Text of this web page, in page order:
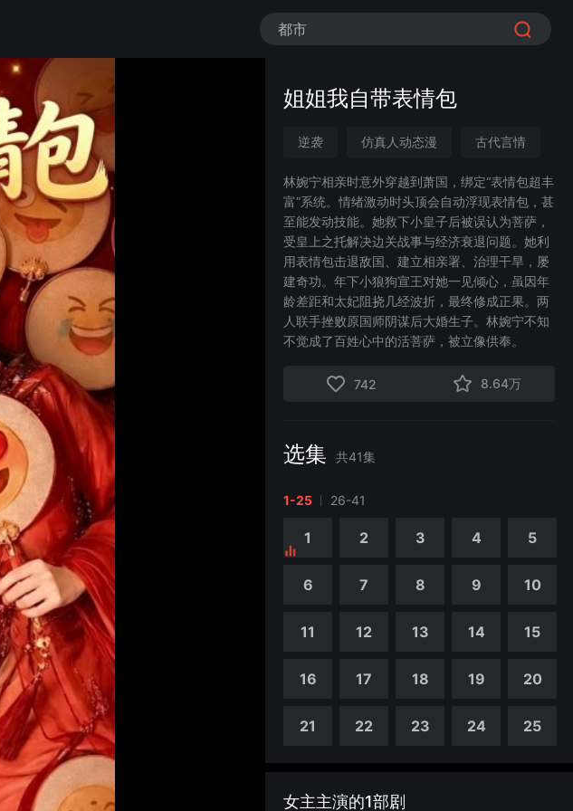
都市
姐姐我自带表情包
逆袭 仿真人动态漫
古代言情
漫剧
系统
甜宠
穿越时空
林婉宁相亲时意外穿越到萧国，绑定“表情包超丰
富”系统。情绪激动时头顶会自动浮现表情包，甚
至能发动技能。她救下小皇子后被误认为菩萨，
受皇上之托解决边关战事与经济衰退问题。她利
用表情包击退敌国、建立相亲署、治理干旱，屡
建奇功。年下小狼狗宣王对她一见倾心，虽因年
龄差距和太妃阻挠几经波折，最终修成正果。两
人联手挫败原国师阴谋后大婚生子。林婉宁不知
不觉成了百姓心中的活菩萨，被立像供奉。
742 8.64万
选集 共41集
1-25 26-41
1 2 3 4 5
6 7 8 9 10
11 12 13 14 15
16 17 18 19 20
21 22 23 24 25
女主主演的1部剧